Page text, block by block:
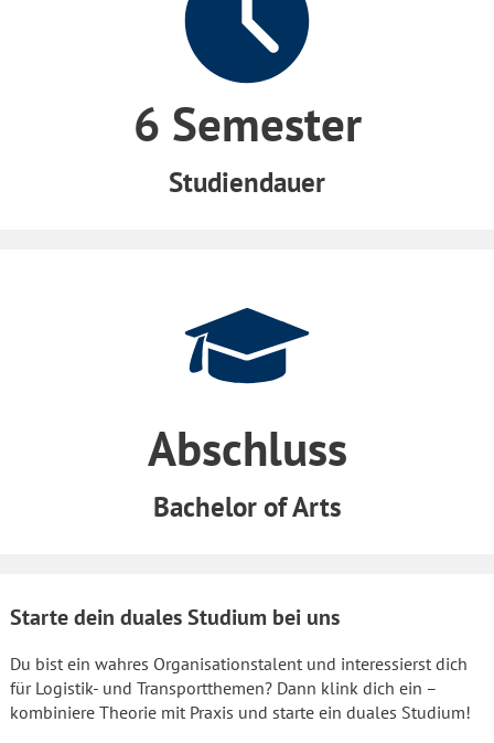
6 Semester
Studiendauer
Abschluss
Bachelor of Arts
Starte dein duales Studium bei uns
Du bist ein wahres Organisationstalent und interessierst dich
für Logistik- und Transportthemen? Dann klink dich ein –
kombiniere Theorie mit Praxis und starte ein duales Studium!